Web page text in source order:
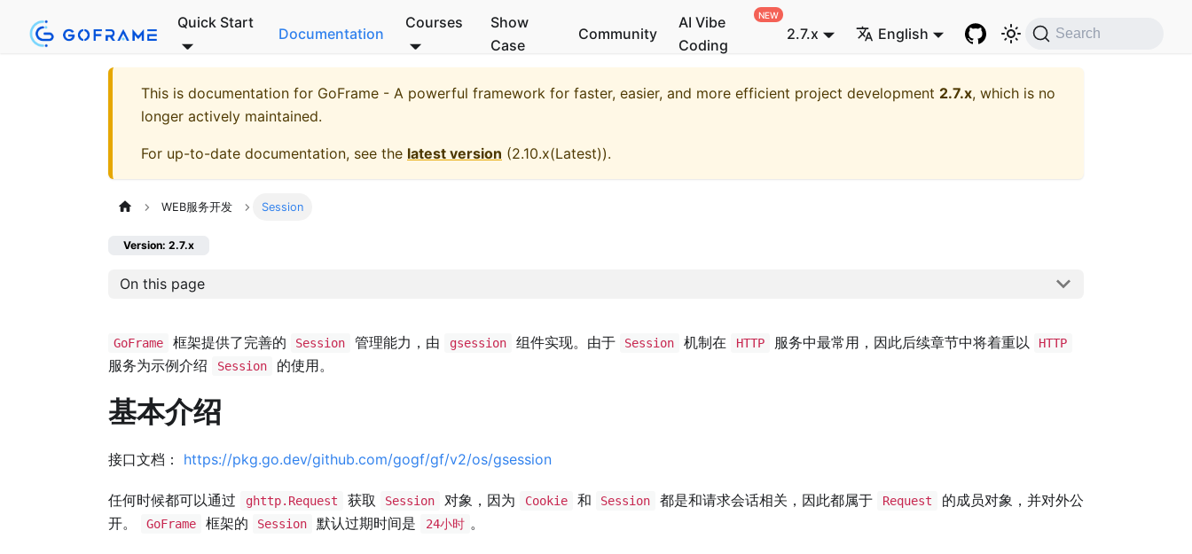
Quick Start
Documentation
Courses
Show
Case
Community
AI Vibe
Coding
2.7.x English Search
This is documentation for GoFrame - A powerful framework for faster, easier, and more efficient project development 2.7.x, which is no
longer actively maintained.
For up-to-date documentation, see the latest version (2.10.x(Latest)).
WEB服务开发 Session
Version: 2.7.x
On this page
GoFrame 框架提供了完善的 Session 管理能力，由 gsession 组件实现。由于 Session 机制在 HTTP 服务中最常用，因此后续章节中将着重以 HTTP
服务为示例介绍 Session 的使用。
基本介绍
接口文档： https://pkg.go.dev/github.com/gogf/gf/v2/os/gsession
任何时候都可以通过 ghttp.Request 获取 Session 对象，因为 Cookie 和 Session 都是和请求会话相关，因此都属于 Request
的成员对象，并对外公
开。
GoFrame 框架的 Session 默认过期时间是 24小时 。